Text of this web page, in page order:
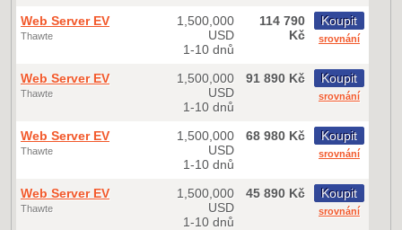
Web Server EV
Thawte
1,500,000
USD
1-10 dnů
114 790
Kč
Koupit
srovnání
Web Server EV
Thawte
1,500,000
USD
1-10 dnů
91 890 Kč Koupit
srovnání
Web Server EV
Thawte
1,500,000
USD
1-10 dnů
68 980 Kč Koupit
srovnání
Web Server EV
Thawte
1,500,000
USD
1-10 dnů
45 890 Kč Koupit
srovnání